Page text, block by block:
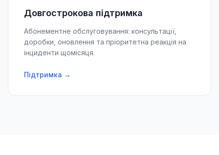
Довгострокова підтримка
Абонементне обслуговування: консультації,
доробки, оновлення та пріоритетна реакція на
інциденти щомісяця.
Підтримка →